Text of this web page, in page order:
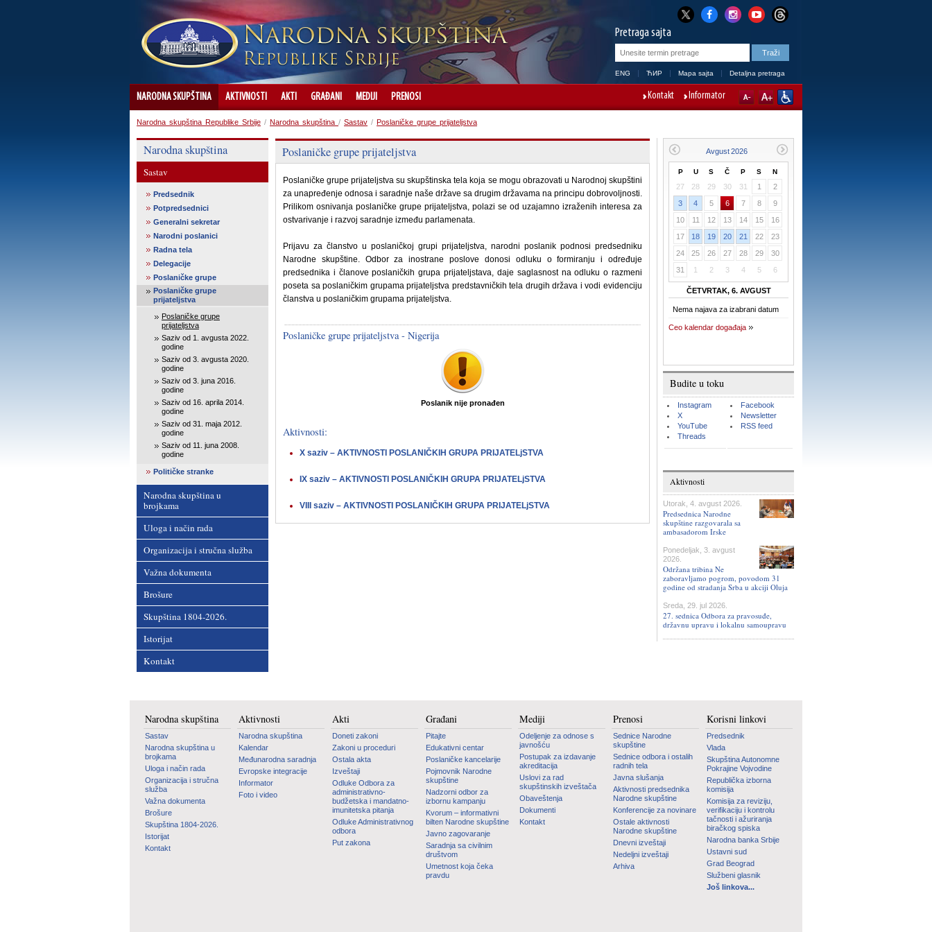
Pretraga sajta
ENG ЋИР Mapa sajta Detaljna pretraga
NARODNA SKUPŠTINA AKTIVNOSTI AKTI GRAĐANI MEDIJI PRENOSI Kontakt Informator
Narodna skupština Republike Srbije / Narodna skupština / Sastav / Poslaničke grupe prijateljstva
Narodna skupština
Sastav
Predsednik
Potpredsednici
Generalni sekretar
Narodni poslanici
Radna tela
Delegacije
Poslaničke grupe
Poslaničke grupe
prijateljstva
Poslaničke grupe
prijateljstva
Saziv od 1. avgusta 2022.
godine
Saziv od 3. avgusta 2020.
godine
Saziv od 3. juna 2016.
godine
Saziv od 16. aprila 2014.
godine
Saziv od 31. maja 2012.
godine
Saziv od 11. juna 2008.
godine
Političke stranke
Narodna skupština u
brojkama
Uloga i način rada
Organizacija i stručna služba
Važna dokumenta
Brošure
Skupština 1804-2026.
Istorijat
Kontakt
Poslaničke grupe prijateljstva
Poslaničke grupe prijateljstva su skupštinska tela koja se mogu obrazovati u Narodnoj skupštini
za unapređenje odnosa i saradnje naše države sa drugim državama na principu dobrovoljnosti.
Prilikom osnivanja poslaničke grupe prijateljstva, polazi se od uzajamno izraženih interesa za
ostvarivanje i razvoj saradnje između parlamenata.
Prijavu za članstvo u poslaničkoj grupi prijateljstva, narodni poslanik podnosi predsedniku
Narodne skupštine. Odbor za inostrane poslove donosi odluku o formiranju i određuje
predsednika i članove poslaničkih grupa prijateljstava, daje saglasnost na odluku o razmeni
poseta sa poslaničkim grupama prijateljstva predstavničkih tela drugih država i vodi evidenciju
članstva u poslaničkim grupama prijateljstva.
Poslaničke grupe prijateljstva - Nigerija
Poslanik nije pronađen
Aktivnosti:
X saziv – AKTIVNOSTI POSLANIČKIH GRUPA PRIJATELjSTVA
IX saziv – AKTIVNOSTI POSLANIČKIH GRUPA PRIJATELjSTVA
VIII saziv – AKTIVNOSTI POSLANIČKIH GRUPA PRIJATELjSTVA
P U S Č P S N
27 28 29 30 31 1
2
3
4 5 6 7 8
9
10
11 12 13 14 15
16
17
18 19 20 21 22
23
24
25 26 27 28 29
30
31
1 2 3 4 5 6
ČETVRTAK, 6. AVGUST
Nema najava za izabrani datum
Ceo kalendar događaja
Budite u toku
Instagram
X
YouTube
Threads
Facebook
Newsletter
RSS feed
Aktivnosti
Utorak, 4. avgust 2026.
Predsednica Narodne
skupštine razgovarala sa
ambasadorom Irske
Ponedeljak, 3. avgust
2026.
Održana tribina Ne
zaboravljamo pogrom, povodom 31
godine od stradanja Srba u akciji Oluja
Sreda, 29. jul 2026.
27. sednica Odbora za pravosuđe,
državnu upravu i lokalnu samoupravu
Narodna skupština
Sastav
Narodna skupština u
brojkama
Uloga i način rada
Organizacija i stručna
služba
Važna dokumenta
Brošure
Skupština 1804-2026.
Istorijat
Kontakt
Aktivnosti
Narodna skupština
Kalendar
Međunarodna saradnja
Evropske integracije
Informator
Foto i video
Akti
Doneti zakoni
Zakoni u proceduri
Ostala akta
Izveštaji
Odluke Odbora za
administrativno-
budžetska i mandatno-
imunitetska pitanja
Odluke Administrativnog
odbora
Put zakona
Građani
Pitajte
Edukativni centar
Poslaničke kancelarije
Pojmovnik Narodne
skupštine
Nadzorni odbor za
izbornu kampanju
Kvorum – informativni
bilten Narodne skupštine
Javno zagovaranje
Saradnja sa civilnim
društvom
Umetnost koja čeka
pravdu
Mediji
Odeljenje za odnose s
javnošću
Postupak za izdavanje
akreditacija
Uslovi za rad
skupštinskih izveštača
Obaveštenja
Dokumenti
Kontakt
Prenosi
Sednice Narodne
skupštine
Sednice odbora i ostalih
radnih tela
Javna slušanja
Aktivnosti predsednika
Narodne skupštine
Konferencije za novinare
Ostale aktivnosti
Narodne skupštine
Dnevni izveštaji
Nedeljni izveštaji
Arhiva
Korisni linkovi
Predsednik
Vlada
Skupština Autonomne
Pokrajine Vojvodine
Republička izborna
komisija
Komisija za reviziju,
verifikaciju i kontrolu
tačnosti i ažuriranja
biračkog spiska
Narodna banka Srbije
Ustavni sud
Grad Beograd
Službeni glasnik
Još linkova...